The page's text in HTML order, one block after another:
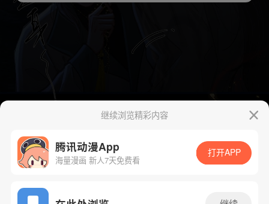
App免费看
继续浏览精彩内容
腾讯动漫App
海量漫画 新人7天免费看
打开APP